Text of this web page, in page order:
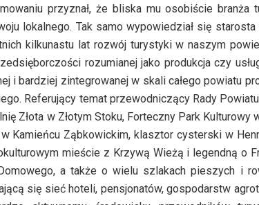
przyznał, że bliska mu osobiście branża
lokalnego. Tak samo wypowiedział się
kilkunastu lat rozwój turystyki w naszym
rozumianej jako produkcja czy
i bardziej zintegrowanej w skali całego powiatu
Referujący temat przewodniczący Rady
Złota w Złotym Stoku, Forteczny Park Kulturowy
Kamieńcu Ząbkowickim, klasztor cysterski w
mieście z Krzywą Wieżą i legendną o
a także o wielu szlakach pieszych i
się sieć hoteli, pensjonatów, gospodarstw